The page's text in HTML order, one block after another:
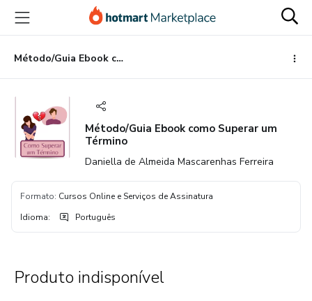
para
conteúdo
principal
para
pagamento
para
rodapé
Método/Guia Ebook como Superar um Término
Método/Guia Ebook como Superar um
Término
Daniella de Almeida Mascarenhas Ferreira
Formato: Cursos Online e Serviços de Assinatura
Idioma: Português
Produto indisponível